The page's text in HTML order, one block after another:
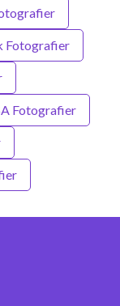
Fotografier
Fotografier